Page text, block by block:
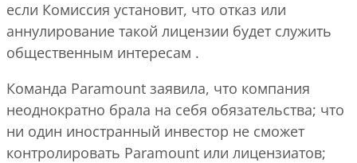
если Комиссия установит, что отказ или
аннулирование такой лицензии будет служить
общественным интересам .
Команда Paramount заявила, что компания
неоднократно брала на себя обязательства; что
ни один иностранный инвестор не сможет
контролировать Paramount или лицензиатов;